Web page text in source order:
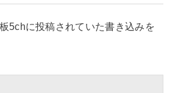
5chに投稿されていた書き込みを